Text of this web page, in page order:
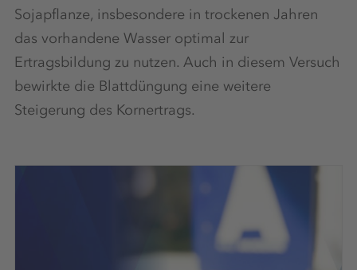
Sojapflanze, insbesondere in trockenen Jahren
das vorhandene Wasser optimal zur
Ertragsbildung zu nutzen. Auch in diesem Versuch
bewirkte die Blattdüngung eine weitere
Steigerung des Kornertrags.